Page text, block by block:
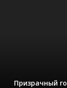
Призрачный